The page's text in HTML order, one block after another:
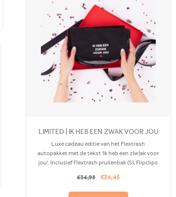
LIMITED | IK HEB EEN ZWAK VOOR JOU
Luxe cadeau editie van het Flextrash
autopakket met de tekst 'Ik heb een z(w)ak voor
jou'. Inclusief Flextrash prullenbak (S), Flipclips
€34,95 €24,45